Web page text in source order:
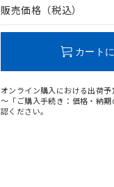
販売価格（税込）
カート
オンライン購入における出荷
～「ご購入手続き：価格・納
認ください。